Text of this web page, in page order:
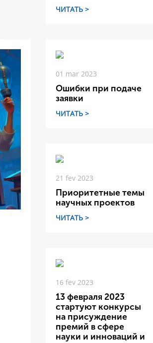
ЧИТАТЬ >
01 mar 2023
Ошибки при подаче
заявки
ЧИТАТЬ >
21 fev 2023
Приоритетные темы
научных проектов
ЧИТАТЬ >
16 fev 2023
13 февраля 2023
стартуют конкурсы
на присуждение
премий в сфере
науки и инноваций и